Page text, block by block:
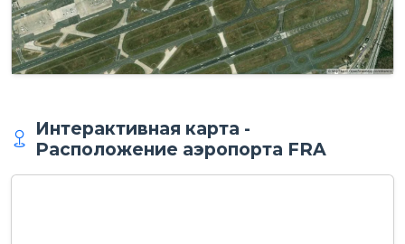
Интерактивная карта -
Расположение аэропорта FRA